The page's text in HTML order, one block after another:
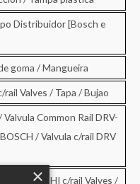
Distribuidor [Bosch e
goma / Mangueira
Valves / Tapa / Bujao
Common Rail DRV-
/ Valvula c/rail DRV
DRV-DELPHI c/rail Valves /
×